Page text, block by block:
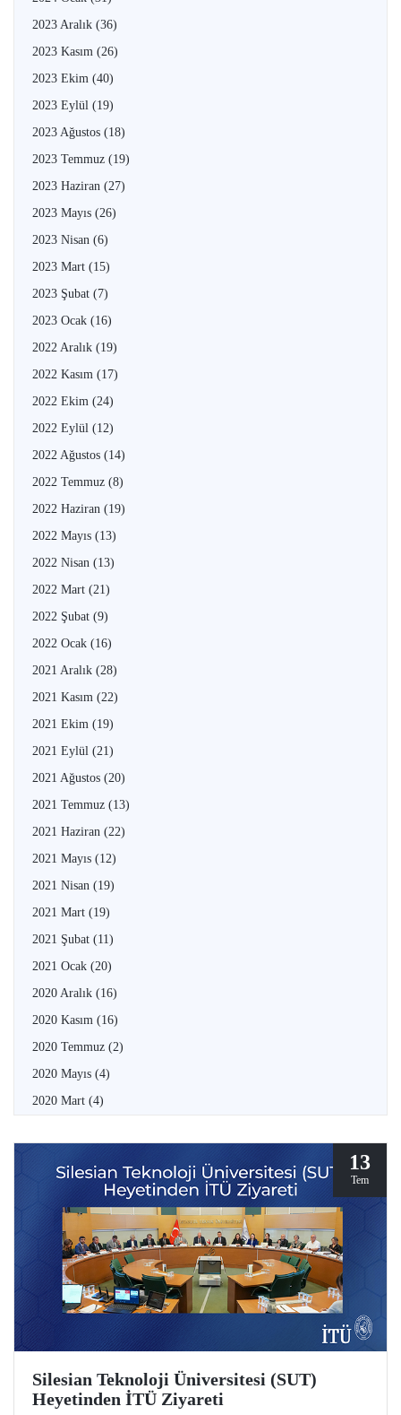
2023 Aralık (36)
2023 Kasım (26)
2023 Ekim (40)
2023 Eylül (19)
2023 Ağustos (18)
2023 Temmuz (19)
2023 Haziran (27)
2023 Mayıs (26)
2023 Nisan (6)
2023 Mart (15)
2023 Şubat (7)
2023 Ocak (16)
2022 Aralık (19)
2022 Kasım (17)
2022 Ekim (24)
2022 Eylül (12)
2022 Ağustos (14)
2022 Temmuz (8)
2022 Haziran (19)
2022 Mayıs (13)
2022 Nisan (13)
2022 Mart (21)
2022 Şubat (9)
2022 Ocak (16)
2021 Aralık (28)
2021 Kasım (22)
2021 Ekim (19)
2021 Eylül (21)
2021 Ağustos (20)
2021 Temmuz (13)
2021 Haziran (22)
2021 Mayıs (12)
2021 Nisan (19)
2021 Mart (19)
2021 Şubat (11)
2021 Ocak (20)
2020 Aralık (16)
2020 Kasım (16)
2020 Temmuz (2)
2020 Mayıs (4)
2020 Mart (4)
13
Tem
Silesian Teknoloji Üniversitesi (SUT)
Heyetinden İTÜ Ziyareti